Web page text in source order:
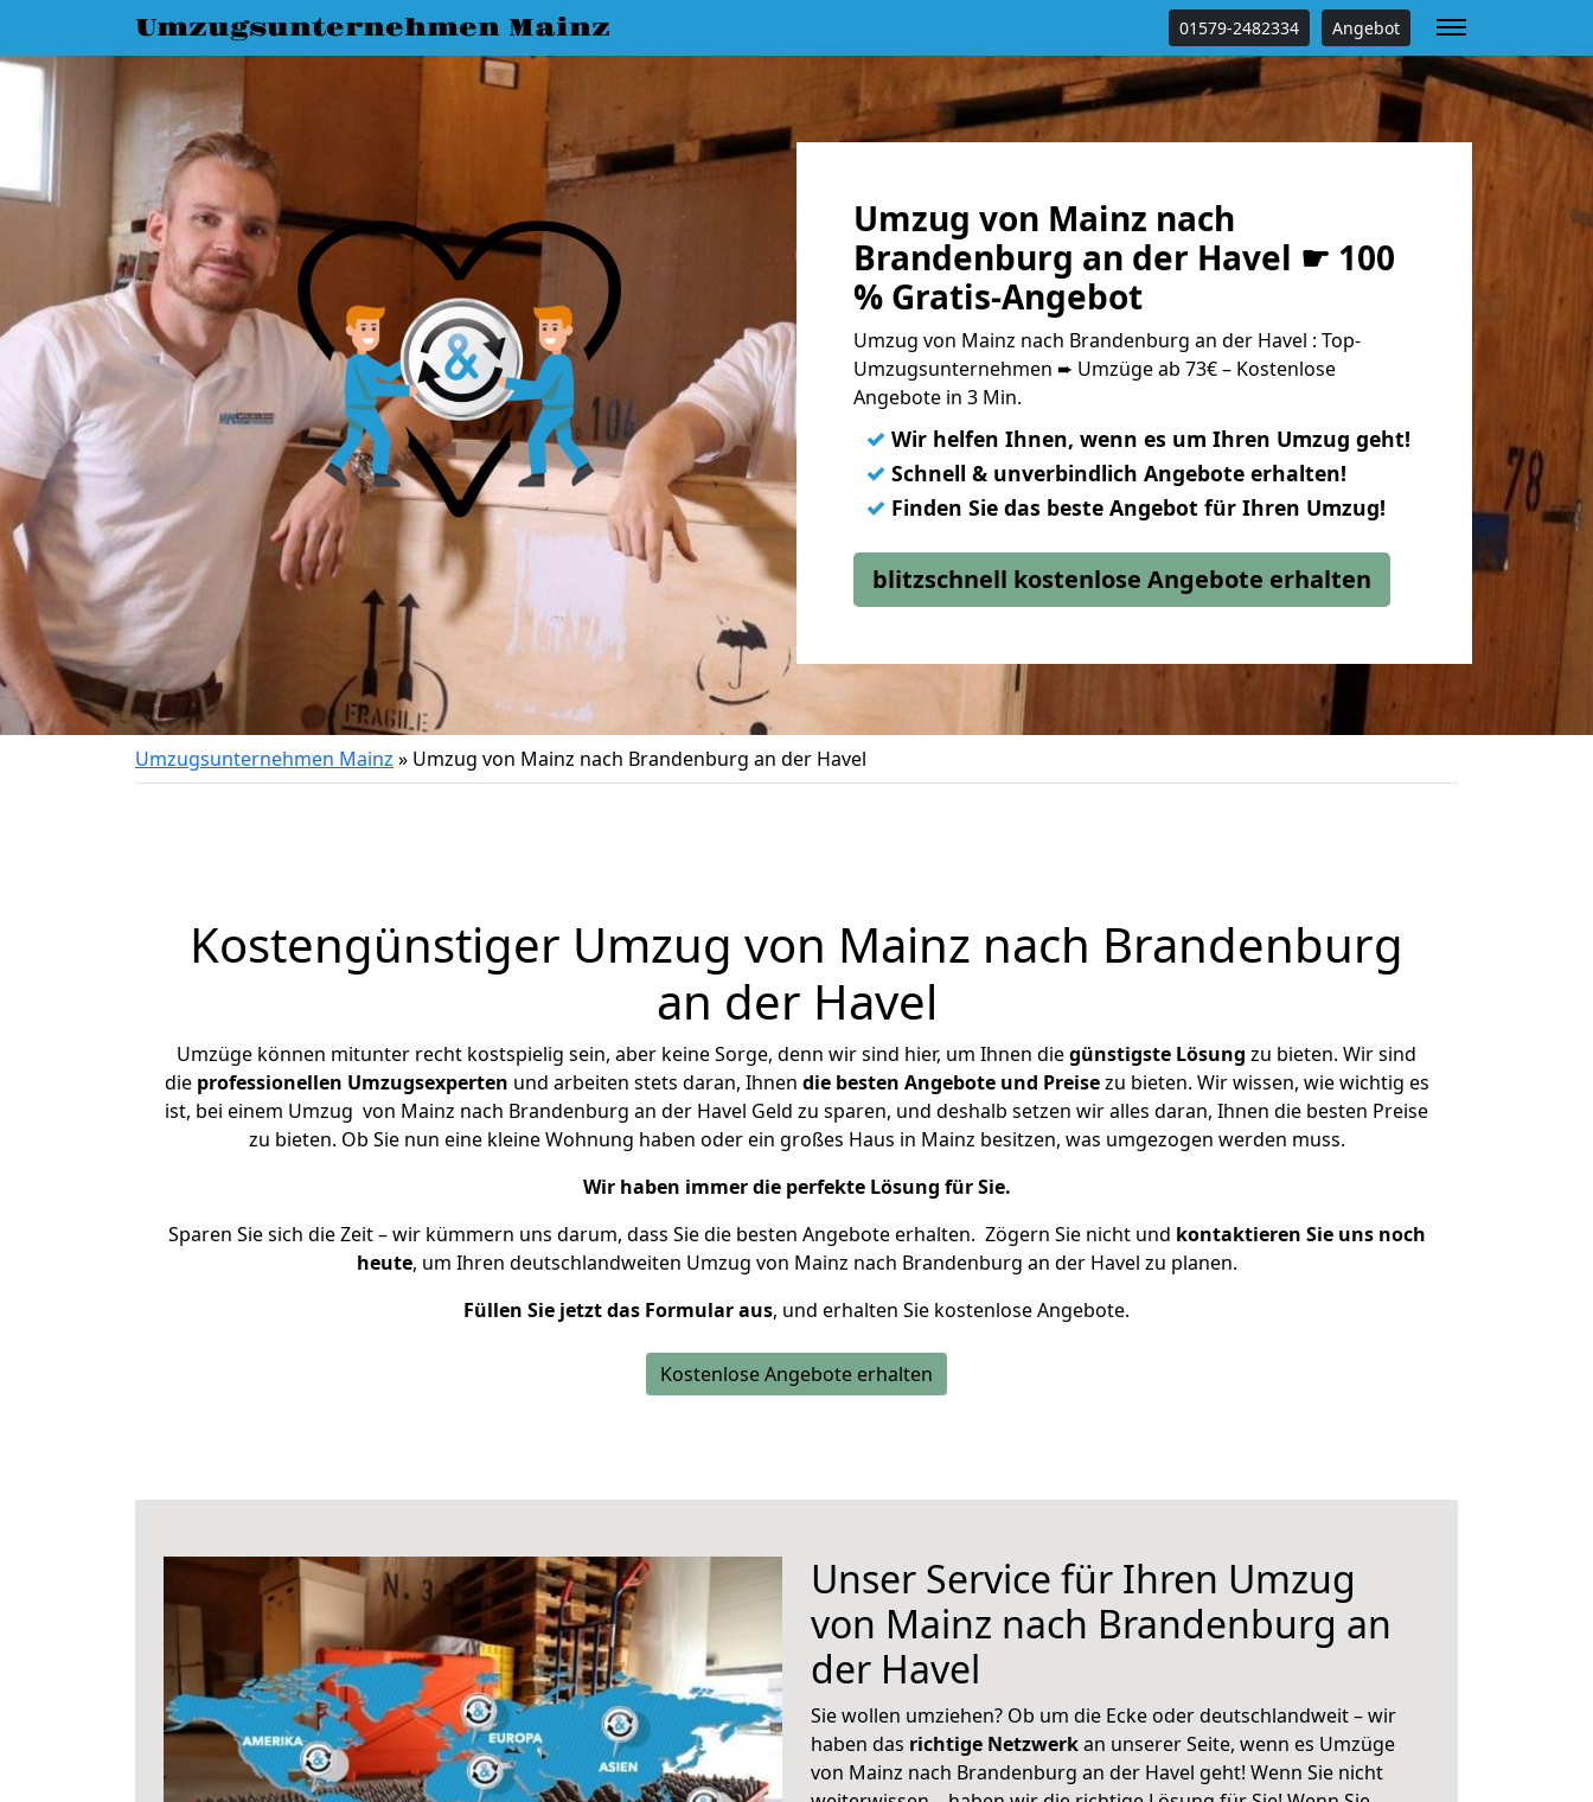
Umzugsunternehmen Mainz 01579-2482334 Angebot
Umzug von Mainz nach
Brandenburg an der Havel ☛ 100
% Gratis-Angebot
Umzug von Mainz nach Brandenburg an der Havel : Top-
Umzugsunternehmen ➨ Umzüge ab 73€ – Kostenlose
Angebote in 3 Min.
✓ Wir helfen Ihnen, wenn es um Ihren Umzug geht!
✓ Schnell & unverbindlich Angebote erhalten!
✓ Finden Sie das beste Angebot für Ihren Umzug!
blitzschnell kostenlose Angebote erhalten
Umzugsunternehmen Mainz » Umzug von Mainz nach Brandenburg an der Havel
Kostengünstiger Umzug von Mainz nach Brandenburg
an der Havel
Umzüge können mitunter recht kostspielig sein, aber keine Sorge, denn wir sind hier, um Ihnen diegünstigste Lösung zu bieten. Wir sind
die professionellen Umzugsexperten und arbeiten stets daran, Ihnen die besten Angebote und Preisezu bieten. Wir wissen, wie wichtig es
ist, bei einem Umzug von Mainz nach Brandenburg an der Havel Geld zu sparen, und deshalb setzen wir alles daran, Ihnen die besten Preise
zu bieten. Ob Sie nun eine kleine Wohnung haben oder ein großes Haus in Mainz besitzen, was umgezogen werden muss.
Wir haben immer die perfekte Lösung für Sie.
Sparen Sie sich die Zeit – wir kümmern uns darum, dass Sie die besten Angebote erhalten. Zögern Sie nicht und kontaktieren Sie uns noch
heute, um Ihren deutschlandweiten Umzug von Mainz nach Brandenburg an der Havel zu planen.
Füllen Sie jetzt das Formular aus, und erhalten Sie kostenlose Angebote.
Kostenlose Angebote erhalten
Unser Service für Ihren Umzug
von Mainz nach Brandenburg an
der Havel
Sie wollen umziehen? Ob um die Ecke oder deutschlandweit – wir
haben das richtige Netzwerkan unserer Seite, wenn es Umzüge
von Mainz nach Brandenburg an der Havel geht! Wenn Sie nicht